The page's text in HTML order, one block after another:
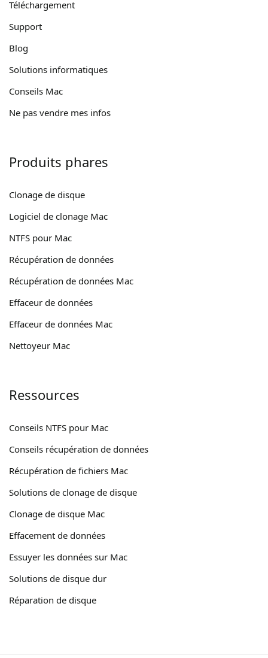
Téléchargement
Support
Blog
Solutions informatiques
Conseils Mac
Ne pas vendre mes infos
Produits phares
Clonage de disque
Logiciel de clonage Mac
NTFS pour Mac
Récupération de données
Récupération de données Mac
Effaceur de données
Effaceur de données Mac
Nettoyeur Mac
Ressources
Conseils NTFS pour Mac
Conseils récupération de données
Récupération de fichiers Mac
Solutions de clonage de disque
Clonage de disque Mac
Effacement de données
Essuyer les données sur Mac
Solutions de disque dur
Réparation de disque